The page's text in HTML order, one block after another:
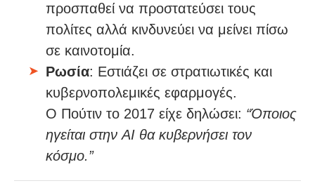
προσπαθεί να προστατεύσει τους
πολίτες αλλά κινδυνεύει να μείνει πίσω
σε καινοτομία.
Ρωσία: Εστιάζει σε στρατιωτικές και
κυβερνοπολεμικές εφαρμογές.
Ο Πούτιν το 2017 είχε δηλώσει: “Όποιος
ηγείται στην AI θα κυβερνήσει τον
κόσμο.”